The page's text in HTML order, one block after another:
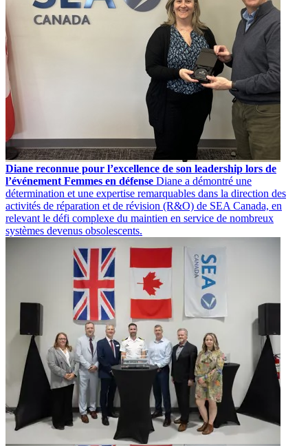
Diane reconnue pour l’excellence de son leadership lors de
l’événement Femmes en défense Diane a démontré une
détermination et une expertise remarquables dans la direction des
activités de réparation et de révision (R&O) de SEA Canada, en
relevant le défi complexe du maintien en service de nombreux
systèmes devenus obsolescents.